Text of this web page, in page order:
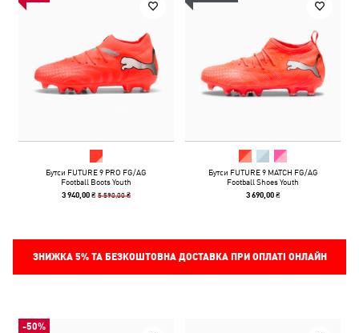
Бутси FUTURE 9 PRO FG/AG
Football Boots Youth
3 940,00 ₴5 590,00 ₴
Бутси FUTURE 9 MATCH FG/AG
Football Shoes Youth
3 690,00 ₴
ЗНИЖКА 5%ТА БЕЗКОШТОВНА ДОСТАВКА ПРИ ОПЛАТІ ОНЛАЙН
-50%